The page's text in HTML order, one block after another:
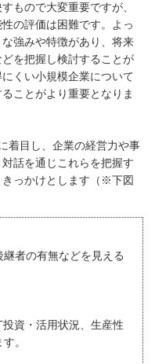
もので大変重要ですが、
の評価は困難です。よっ
強みや特徴があり、将来
を把握し検討することが
くい小規模企業について
ことがより重要となりま
着目し、企業の経営力や事
話を通じこれらを把握す
っかけとします（※下図
者の有無などを見える
資・活用状況、生産性
。